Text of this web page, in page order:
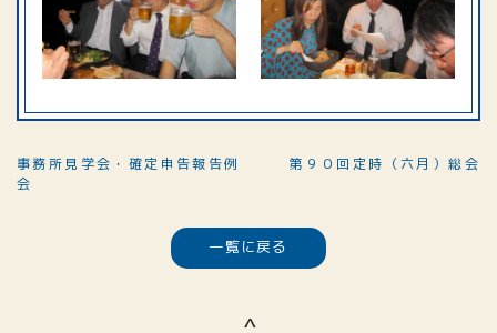
事務所見学会・確定申告報告例
会
第９０回定時（六月）総会
一覧に戻る